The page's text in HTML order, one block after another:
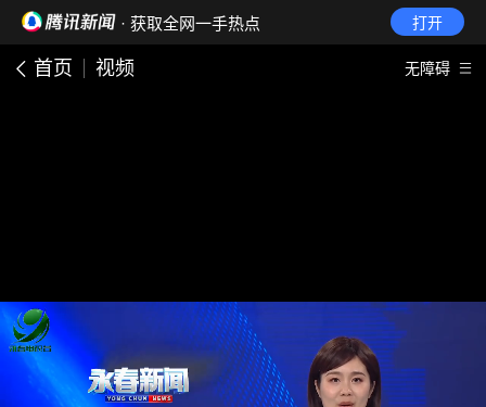
· 获取全网一手热点 打开
首页 视频 无障碍